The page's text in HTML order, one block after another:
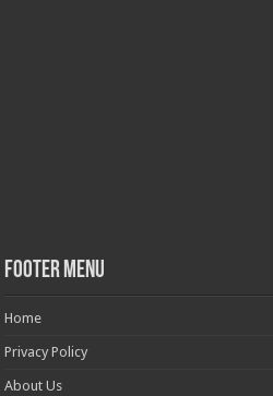
Footer Menu
Home
Privacy Policy
About Us